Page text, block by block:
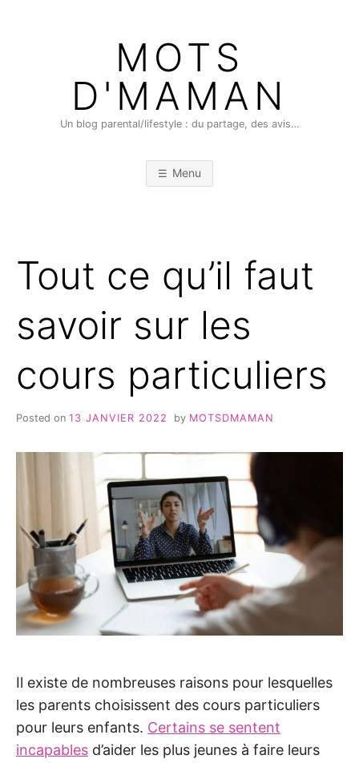
MOTS
D'MAMAN
Un blog parental/lifestyle : du partage, des avis…
Menu
Tout ce qu’il faut
savoir sur les
cours particuliers
Posted on 13 JANVIER 2022 by MOTSDMAMAN
Il existe de nombreuses raisons pour lesquelles
les parents choisissent des cours particuliers
pour leurs enfants. Certains se sentent
incapables d’aider les plus jeunes à faire leurs